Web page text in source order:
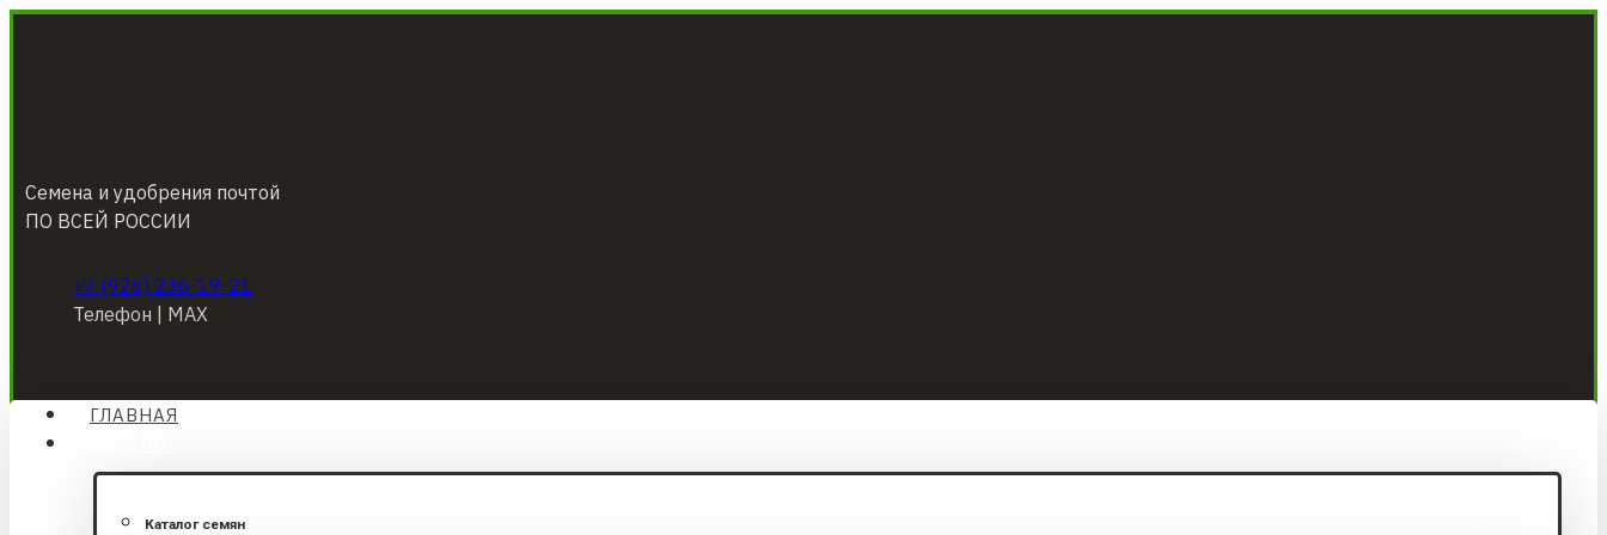
Семена и удобрения почтой
ПО ВСЕЙ РОССИИ
+7 (926) 236-19-21
Телефон | МАХ
ГЛАВНАЯ
Каталог семян